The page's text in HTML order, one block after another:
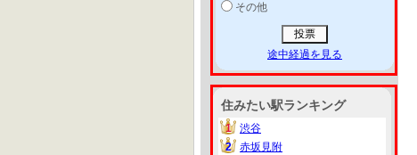
その他
途中経過を見る
住みたい駅ランキング
1
1
渋谷
2
2
赤坂見附